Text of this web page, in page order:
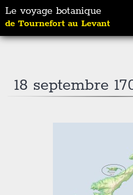
Le voyage botanique
de Tournefort au Levant
18 septembre